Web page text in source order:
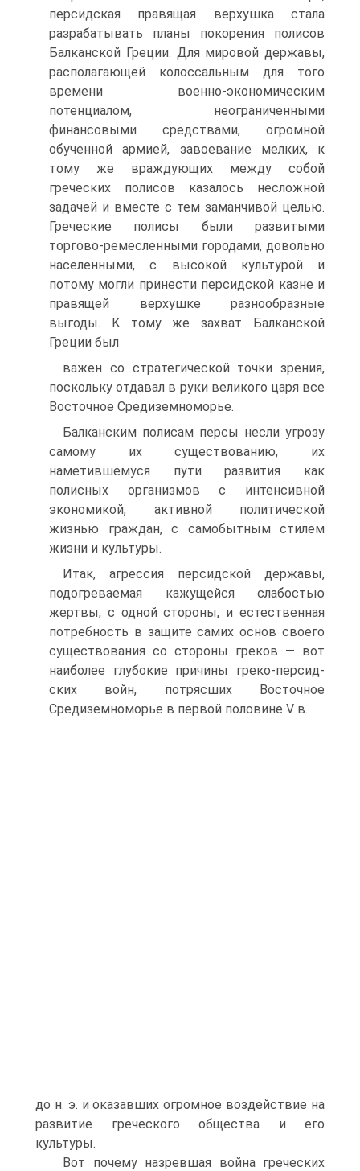
персидская правящая верхушка стала
разрабатывать планы покорения полисов
Балканской Греции. Для мировой державы,
располагающей колоссальным для того
времени военно-экономическим
потенциалом, неограниченными
финансовыми средствами, огромной
обученной армией, завоевание мелких, к
тому же враждующих между собой
греческих полисов казалось несложной
задачей и вместе с тем заманчивой целью.
Греческие полисы были развитыми
торгово-ремесленными городами, довольно
населенными, с высокой культурой и
потому могли принести персидской казне и
правящей верхушке разнообразные
выгоды. K тому же захват Балканской
Греции был
важен со стратегической точки зрения,
поскольку отдавал в руки великого царя все
Восточное Средиземноморье.
Балканским полисам персы несли угрозу
самому их существованию, их
наметившемуся пути развития как
полисных организмов с интенсивной
экономикой, активной политической
жизнью граждан, с самобытным стилем
жизни и культуры.
Итак, агрессия персидской державы,
подогреваемая кажущейся слабостью
жертвы, с одной стороны, и естественная
потребность в защите самих основ своего
существования со стороны греков — вот
наиболее глубокие причины греко-персид-
ских войн, потрясших Восточное
Средиземноморье в первой половине V в.
до н. э. и оказавших огромное воздействие на
развитие греческого общества и его
культуры.
Вот почему назревшая война греческих